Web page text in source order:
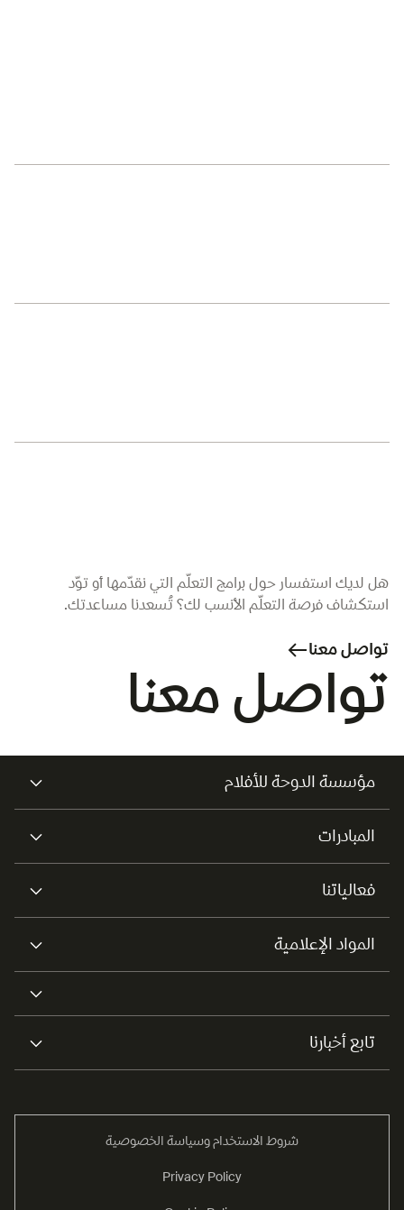
هل لديك استفسار حول برامج التعلّم التي نقدّمها أو توّد
استكشاف فرصة التعلّم الأنسب لك؟ تُسعدنا مساعدتك.
تواصل معنا
تواصل معنا
مؤسسة الدوحة للأفلام
المبادرات
فعالياتنا
المواد الإعلامية
تابع أخبارنا
شروط الاستخدام وسياسة الخصوصية
Privacy Policy